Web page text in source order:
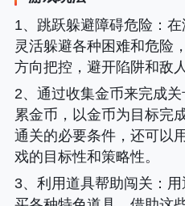
1、跳跃躲避障碍危险 ：
灵活躲避各种困难和危险
方向把控，避开陷阱和敌
2、 通过收集金币来完成关
累金币，以金币为目标完
通关的必要条件，还可以
戏的目标性和策略性。
3、 利用道具帮助闯关 ：